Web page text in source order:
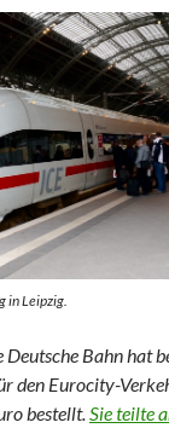
in Leipzig.
Bahn hat
den Eurocity-
bestellt. Sie teilte